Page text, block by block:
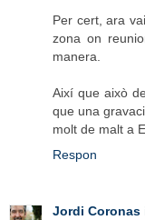
Per cert, ara
zona on
manera.
Així que això
que una
molt de malt a
Respon
Jordi Coronas